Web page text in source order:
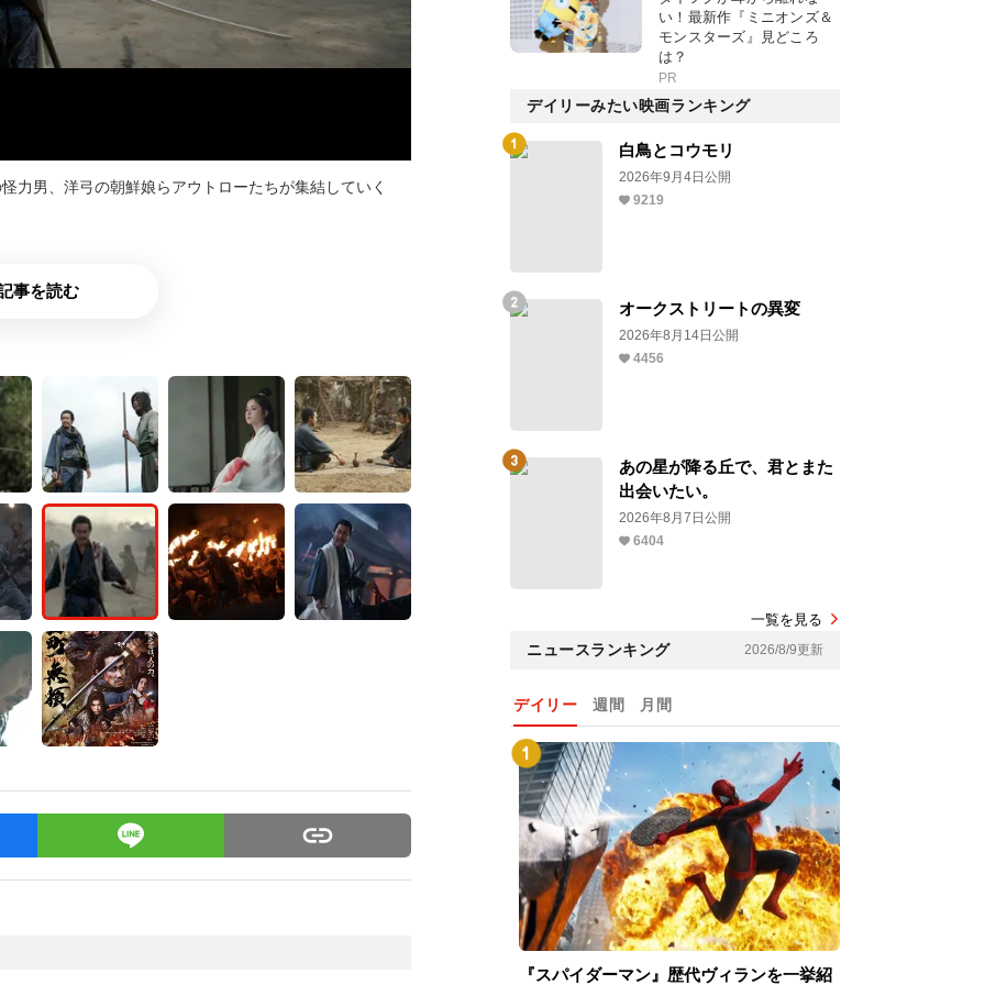
力男、洋弓の朝鮮娘らアウトローたちが集結していく
事を読む
い！最新作『ミニオンズ＆
モンスターズ』見どころ
は？
PR
デイリーみたい映画ランキング
白鳥とコウモリ
2026年9月4日公開
9219
オークストリートの異変
2026年8月14日公開
4456
あの星が降る丘で、君とまた
出会いたい。
2026年8月7日公開
6404
一覧を見る
ニュースランキング 2026/8/9更新
デイリー 週間 月間
『スパイダーマン』歴代ヴィランを一挙紹